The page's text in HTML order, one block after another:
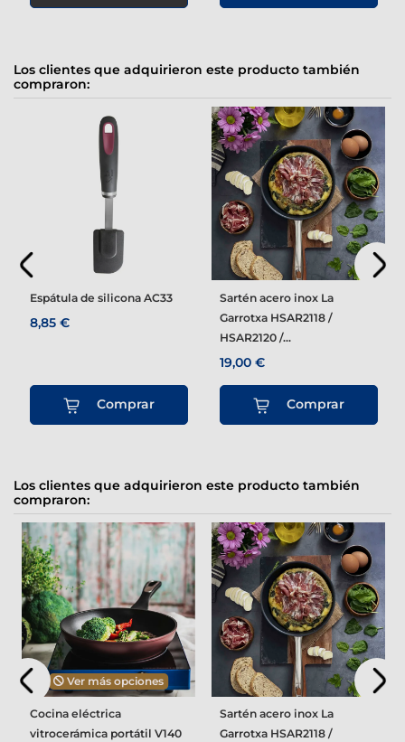
Los clientes que adquirieron este producto también
compraron:
Espátula de silicona AC33
8,85 €
Comprar
Sartén acero inox La
Garrotxa HSAR2118 /
HSAR2120 /...
19,00 €
Comprar
Los clientes que adquirieron este producto también
compraron:
Ver más opciones
Cocina eléctrica
vitrocerámica portátil V140
Sartén acero inox La
Garrotxa HSAR2118 /